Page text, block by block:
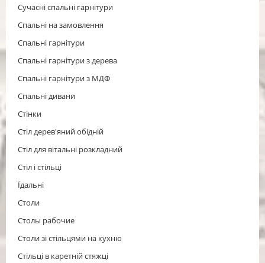
Сучасні спальні гарнітури
Спальні на замовлення
Спальні гарнітури
Спальні гарнітури з дерева
Спальні гарнітури з МДФ
Спальні дивани
Стінки
Стіл дерев'яний обідній
Стіл для вітальні розкладний
Cтіл і стільці
Їдальні
Столи
Столы рабочие
Столи зі стільцями на кухню
Стільці в каретній стяжці